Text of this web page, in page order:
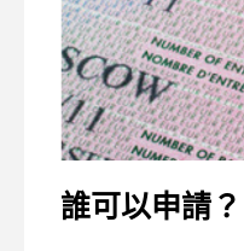
誰可以申請？